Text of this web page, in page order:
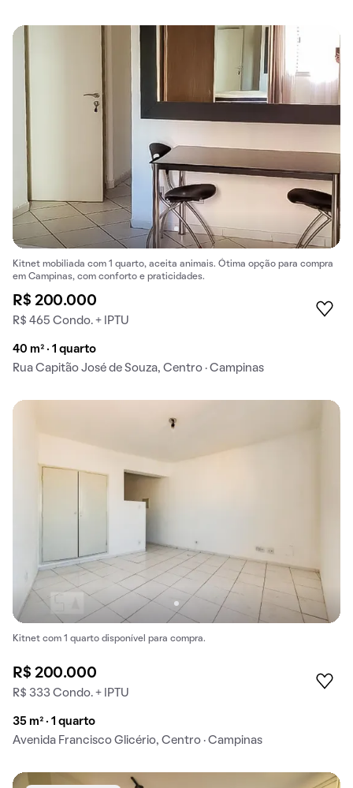
Kitnet mobiliada com 1 quarto, aceita animais. Ótima opção para compra
em Campinas, com conforto e praticidades.
R$ 200.000
R$ 465 Condo. + IPTU
40 m² · 1 quarto
Rua Capitão José de Souza, Centro · Campinas
Kitnet com 1 quarto disponível para compra.
R$ 200.000
R$ 333 Condo. + IPTU
35 m² · 1 quarto
Avenida Francisco Glicério, Centro · Campinas